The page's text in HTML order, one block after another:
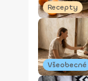
Recepty
Všeobecné